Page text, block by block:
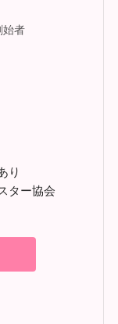
始者
り
ター協会